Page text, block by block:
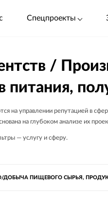
Спецпроекты
/
питания,
на управлении репутацией в
на глубоком анализе их
— услугу и сферу.
ДОБЫЧА ПИЩЕВОГО СЫРЬЯ,